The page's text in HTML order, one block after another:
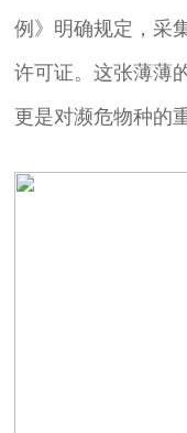
例》明确规定，采
许可证。这张薄薄
更是对濒危物种的